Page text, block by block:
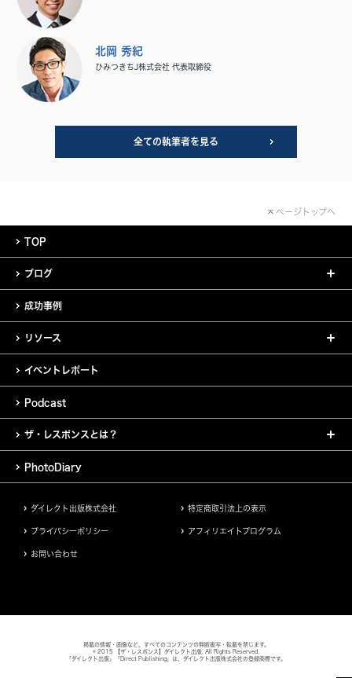
北岡 秀紀
ひみつきちJ株式会社 代表取締役
全ての執筆者を見る
ページトップへ
TOP
ブログ
成功事例
リソース
イベントレポート
Podcast
ザ・レスポンスとは？
PhotoDiary
ダイレクト出版株式会社 特定商取引法上の表示
プライバシーポリシー アフィリエイトプログラム
お問い合わせ
掲載の情報・画像など、すべてのコンテンツの無断複写・転載を禁じます。
© 2015 【ザ・レスポンス】ダイレクト出版. All Rights Reserved.
「ダイレクト出版」「Direct Publishing」は、ダイレクト出版株式会社の登録商標です。